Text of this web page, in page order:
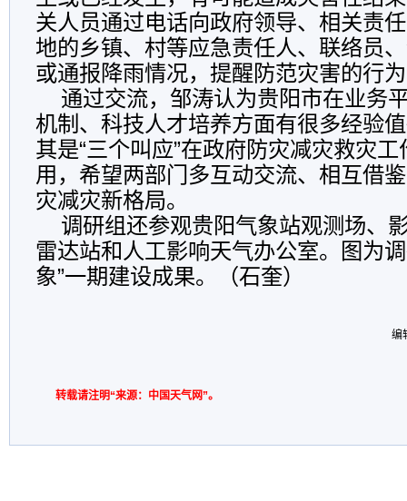
关人员通过电话向政府领导、相关责
地的乡镇、村等应急责任人、联络员
或通报降雨情况，提醒防范灾害的行
通过交流，邹涛认为贵阳市在业务
机制、科技人才培养方面有很多经验
其是“三个叫应”在政府防灾减灾救灾
用，希望两部门多互动交流、相互借
灾减灾新格局。
调研组还参观贵阳气象站观测场、
雷达站和人工影响天气办公室。图为
象”一期建设成果。（石奎）
编
转载请注明“来源：中国天气网”。